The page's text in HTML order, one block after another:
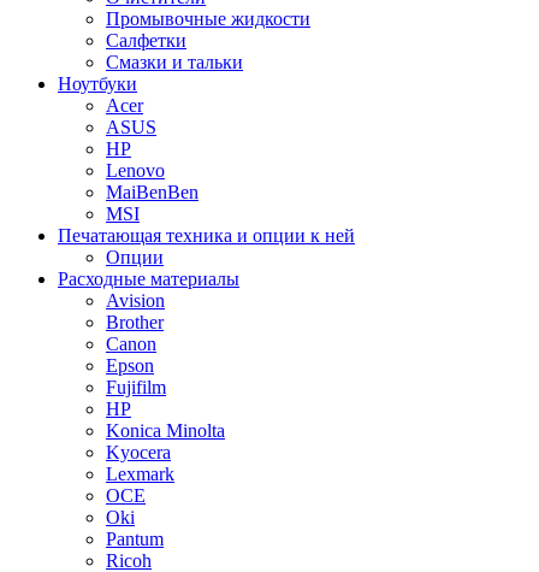
Промывочные жидкости
Салфетки
Смазки и тальки
Ноутбуки
Acer
ASUS
HP
Lenovo
MaiBenBen
MSI
Печатающая техника и опции к ней
Опции
Расходные материалы
Avision
Brother
Canon
Epson
Fujifilm
HP
Konica Minolta
Kyocera
Lexmark
OCE
Oki
Pantum
Ricoh